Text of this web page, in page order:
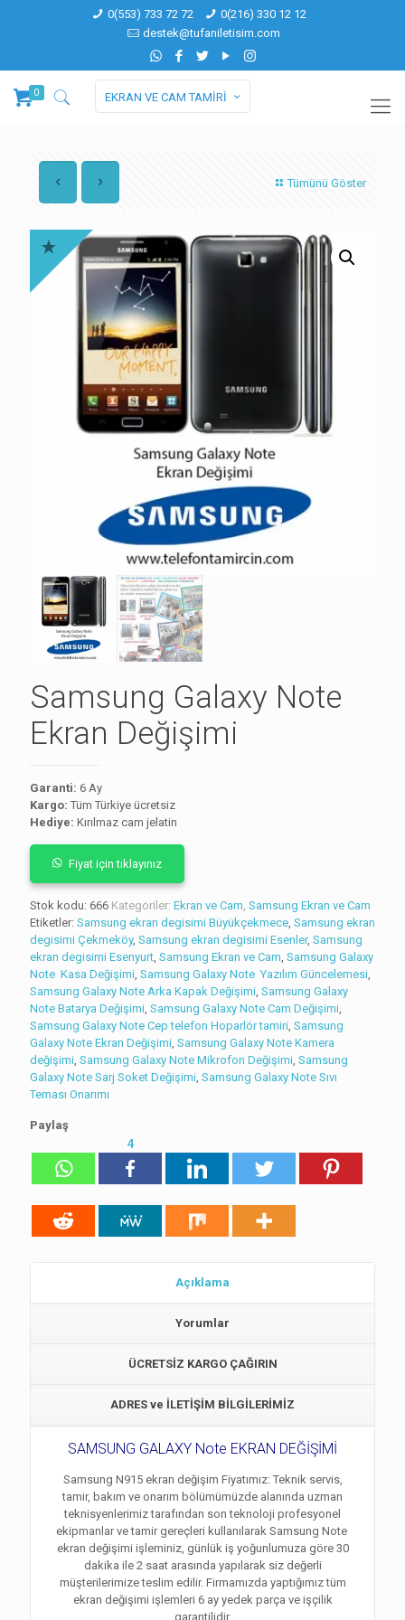
0(553) 733 72 72
0(216) 330 12 12
destek@tufaniletisim.com
0 EKRAN VE CAM TAMİRİ
Tümünü Göster
Samsung Galaxy Note
Ekran Değişimi
Garanti: 6 Ay
Kargo: Tüm Türkiye ücretsiz
Hediye: Kırılmaz cam jelatin
Fiyat için tıklayınız
Stok kodu: 666 Kategoriler: Ekran ve Cam Samsung Ekran ve Cam
Etiketler: Samsung ekran degisimi Büyükçekmece Samsung ekran
degisimi Çekmeköy, Samsung ekran degisimi Esenler, Samsung
ekran degisimi Esenyurt Samsung Ekran ve Cam Samsung Galaxy
Note Kasa Değişimi Samsung Galaxy Note Yazılım Güncelemesi
Samsung Galaxy Note Arka Kapak Değişimi Samsung Galaxy
Note Batarya Değişimi Samsung Galaxy Note Cam Değişimi
Samsung Galaxy Note Cep telefon Hoparlör tamiri Samsung
Galaxy Note Ekran Değişimi Samsung Galaxy Note Kamera
değişimi Samsung Galaxy Note Mikrofon Değişimi Samsung
Galaxy Note Sarj Soket Değişimi Samsung Galaxy Note Sıvı
Teması Onarımı
Paylaş
4
Açıklama
Yorumlar
ÜCRETSİZ KARGO ÇAĞIRIN
ADRES ve İLETİŞİM BİLGİLERİMİZ
SAMSUNG GALAXY Note EKRAN DEĞİŞİMİ
Samsung N915 ekran değişim Fiyatımız: Teknik servis,
tamir, bakım ve onarım bölümümüzde alanında uzman
teknisyenlerimiz tarafından son teknoloji profesyonel
ekipmanlar ve tamir gereçleri kullanılarak Samsung Note
ekran değişimi işleminiz, günlük iş yoğunlumuza göre 30
dakika ile 2 saat arasında yapılarak siz değerli
müşterilerimize teslim edilir. Firmamızda yaptığımız tüm
ekran değişimi işlemleri 6 ay yedek parça ve işçilik
garantilidir.